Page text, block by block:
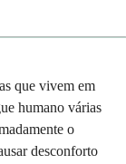
que vivem em
humano várias
o
desconforto